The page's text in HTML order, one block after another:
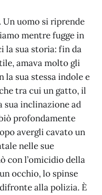
Un uomo si riprende
mentre fugge in
la sua storia: fin da
amava molto gli
la sua stessa indole e
tra cui un gatto, il
sua inclinazione ad
profondamente
avergli cavato un
nelle sue
con l’omicidio della
occhio, lo spinse
alla polizia. È